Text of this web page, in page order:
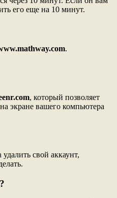
его еще на 10 минут.
.
, который позволяет
экране вашего компьютера
свой аккаунт,